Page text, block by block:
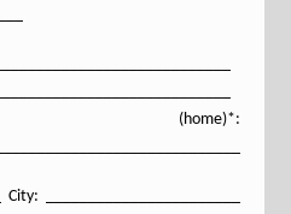
(home)*:
_______________________